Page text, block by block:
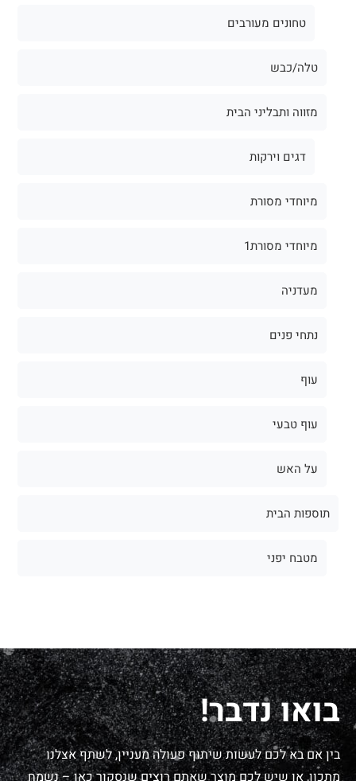
טחונים מעורבים
טלה/כבש
מזווה ותבליני הבית
דגים וירקות
מיוחדי מסורת
מיוחדי מסורת1
מעדניה
נתחי פנים
עוף
עוף טבעי
על האש
תוספות הבית
מטבח יפני
בואו נדבר!
בין אם בא לכם לעשות שיתוף פעולה מעניין, לשתף אצלנו